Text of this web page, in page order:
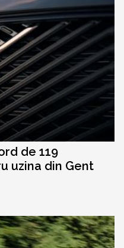
de 119
uzina din Gent